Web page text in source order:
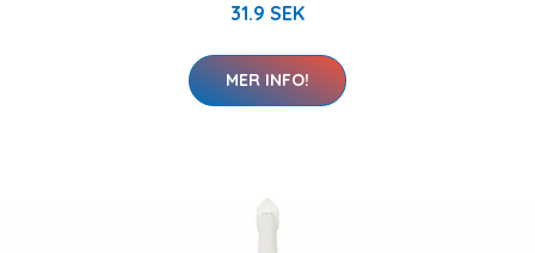
31.9 SEK
MER INFO!